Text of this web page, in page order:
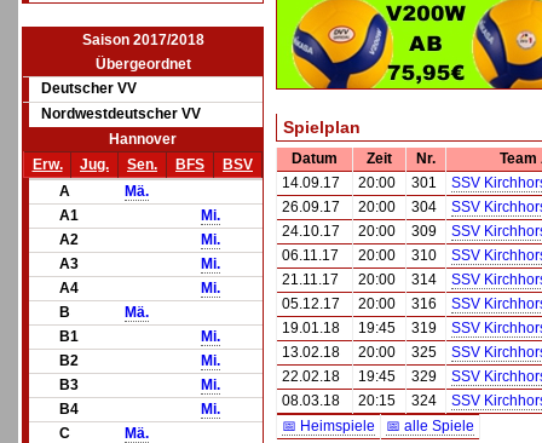
Saison 2017/2018
Übergeordnet
Deutscher VV
Nordwestdeutscher VV
Hannover
Erw.
Jug. Sen. BFS
BSV
A
Mä.
A1
Mi.
A2
Mi.
A3
Mi.
A4
Mi.
B
Mä.
B1
Mi.
B2
Mi.
B3
Mi.
B4
Mi.
C
Mä.
Spielplan
Datum Zeit Nr.
Team
14.09.17
20:00 301
SSV
26.09.17
20:00 304
SSV
24.10.17
20:00 309
SSV
06.11.17
20:00 310
SSV
21.11.17
20:00 314
SSV
05.12.17
20:00 316
SSV
19.01.18
19:45 319
SSV
13.02.18
20:00 325
SSV
22.02.18
19:45 329
SSV
08.03.18
20:15 324
SSV
📅 Heimspiele
📅 alle Spiele